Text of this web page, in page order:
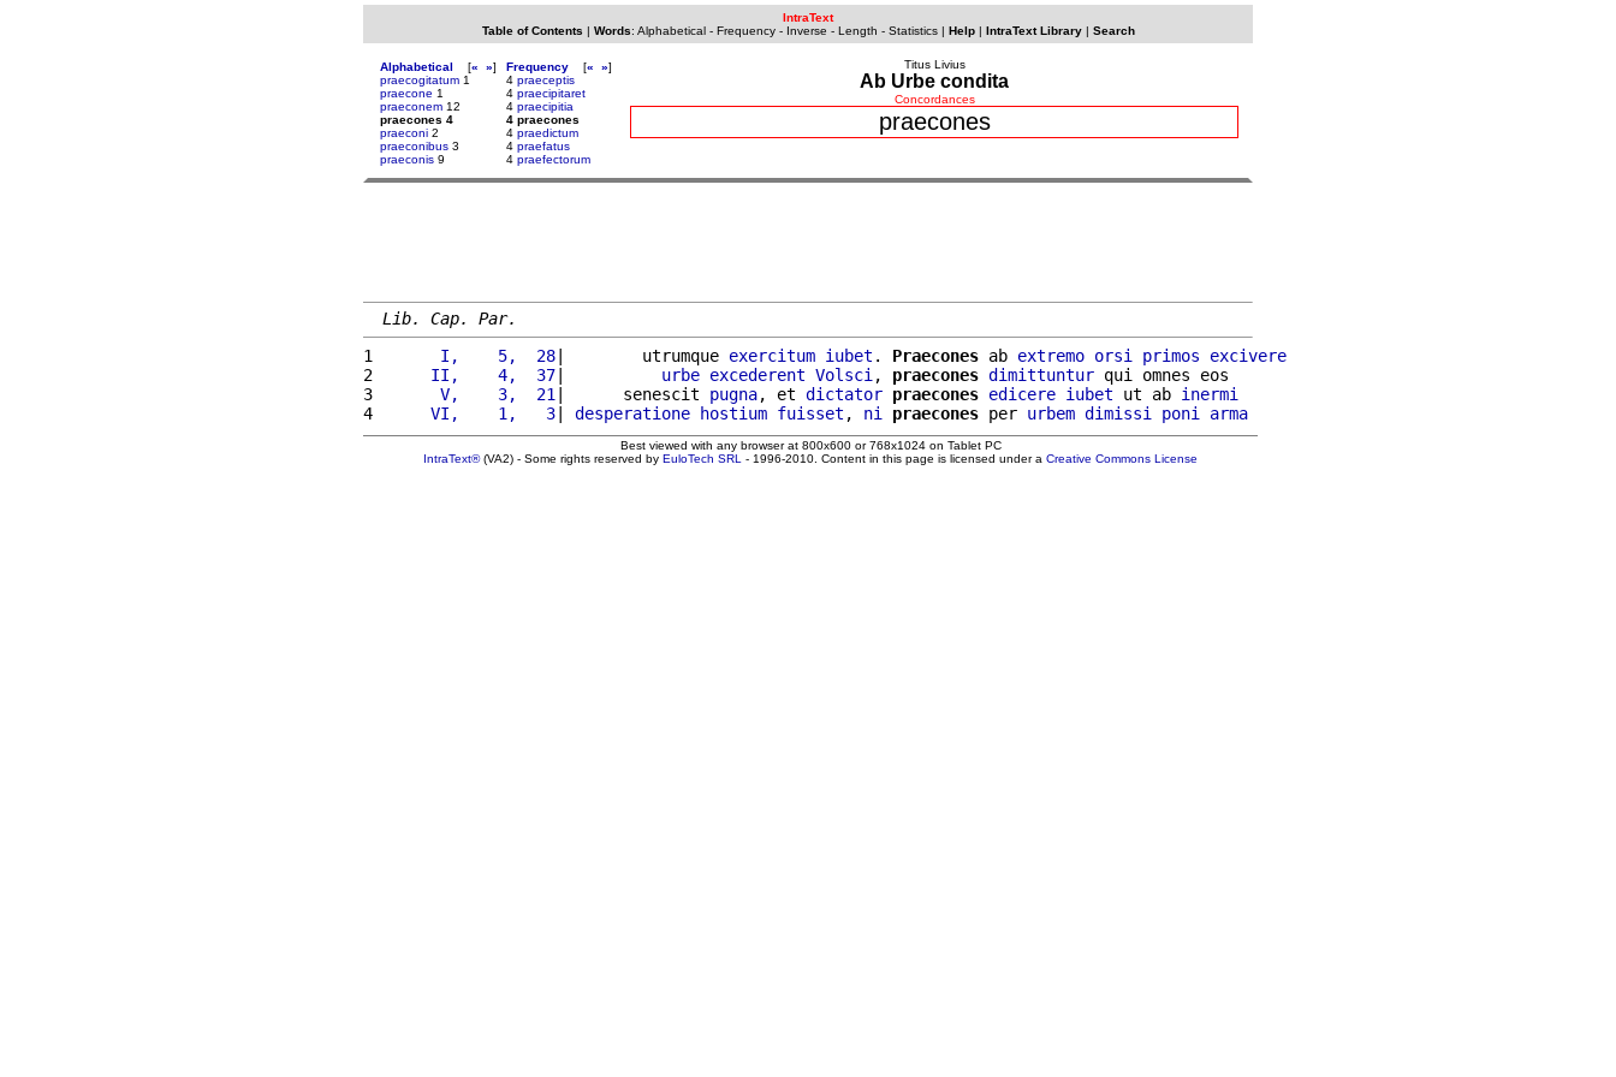
IntraText
Table of Contents | Words: Alphabetical- Frequency- Inverse - Length - Statistics| Help| IntraText Library| Search
Alphabetical [« »]
praecogitatum 1
praecone 1
praeconem 12
praecones 4
praeconi 2
praeconibus 3
praeconis 9
Frequency [« »]
4 praeceptis
4 praecipitaret
4 praecipitia
4 praecones
4 praedictum
4 praefatus
4 praefectorum
Titus Livius
Ab Urbe condita
Concordances
praecones
Lib. Cap. Par.
1
      I,    5,  28
|        utrumque exercitum iubet . Praecones ab extremo orsi primos
excivere
2
     II,    4,  37
| urbe excederent Volsci , praecones dimittuntur qui omnes eos
3
      V,    3,  21
|      senescit pugna, et dictator praecones edicere iubet ut ab inermi
4
     VI,    1,   3
| desperatione hostium fuisset , ni praecones per urbem dimissi poni arma
Best viewed with any browser at 800x600 or 768x1024 on Tablet PC
IntraText®(VA2) - Some rights reserved by EuloTech SRL - 1996-2010. Content in this page is licensed under a Creative Commons License